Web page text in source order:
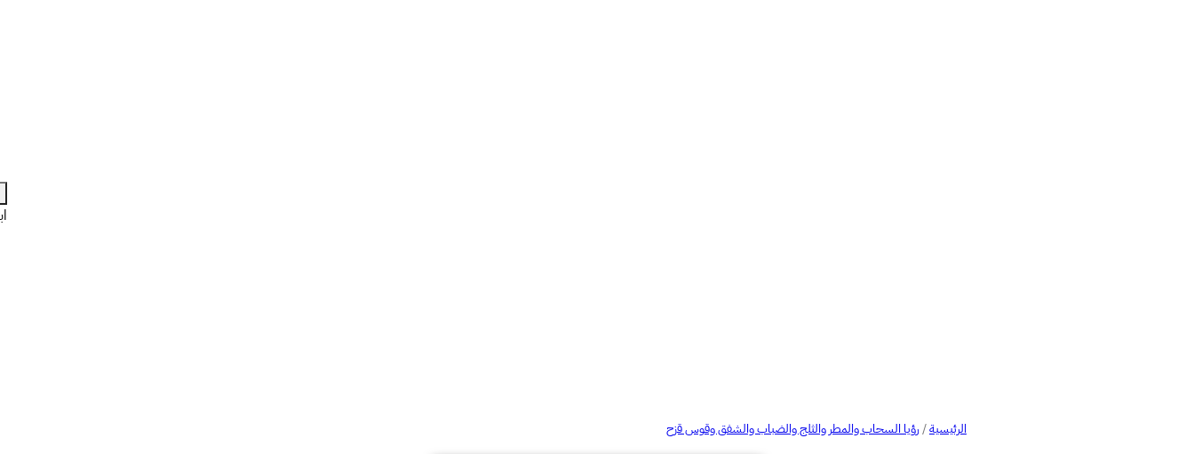
الرئيسية/رؤيا السحاب والمطر والثلج والضباب والشفق وقوس قزح